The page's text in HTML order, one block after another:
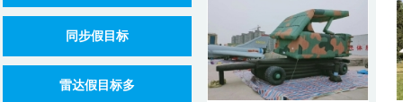
"假目
玄学，
标，包
同步假目标
雷达假目标多